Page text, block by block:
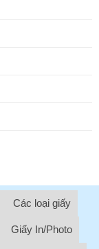
Các loại giấy
Giấy In/Photo